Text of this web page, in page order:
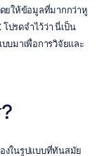
ยให้ข้อมูลที่มากกว่าหู
ปรดจำไว้ว่า นี่เป็น
บมาเพื่อการวิจัยและ
งในรูปแบบที่ทันสมัย